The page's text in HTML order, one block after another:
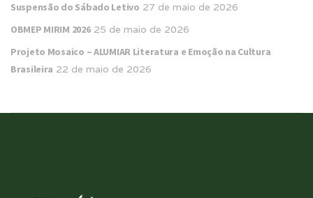
Suspensão do Sábado Letivo 27 de maio de 2026
OBMEP MIRIM 2026 25 de maio de 2026
Projeto Mosaico – ALUMIAR Literatura e Emoção na Cultura
Brasileira 22 de maio de 2026